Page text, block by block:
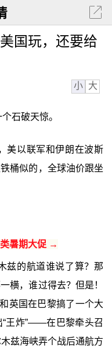
国玩，还要给
小 大
石破天惊。
美以联军和伊朗在波斯
桶似的，全球油价跟坐
暑期大促 →
兹的航道谁说了算？那
横，谁过得去？但是！
英国在巴黎搞了一个大
“王炸”——在巴黎牵头召
兹海峡弄个战后通航方